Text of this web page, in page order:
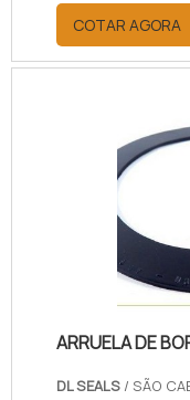
hidráulica é
ideal na
do cilindro.
com a
situação. São
Deep e tipo
importância
no que
COTAR AGORA
ARRUELA DE
DL SEALS / SÃO